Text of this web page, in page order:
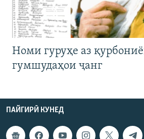
Номи гуруҳе аз
гумшудаҳои ҷанг
ПАЙГИРӢ КУНЕД